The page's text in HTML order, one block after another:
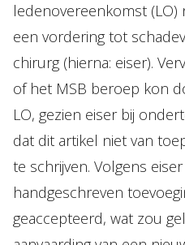
ledenovereenkomst (LO)
een vordering tot
chirurg (hierna: eiser).
of het MSB beroep kon
LO, gezien eiser bij
dat dit artikel niet van
te schrijven. Volgens
handgeschreven
geaccepteerd, wat zou